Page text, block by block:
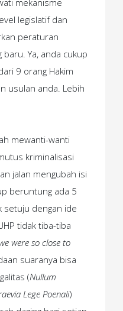
mekanisme
legislatif dan
peraturan
Ya, anda cukup
9 orang Hakim
usulan anda. Lebih
mewanti-wanti
kriminalisasi
jalan mengubah isi
beruntung ada 5
setuju dengan ide
tidak tiba-tiba
were so close to
suaranya bisa
(Nullum
Lege Poenali)